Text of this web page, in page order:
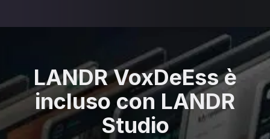
LANDR VoxDeEss è
incluso con LANDR
Studio